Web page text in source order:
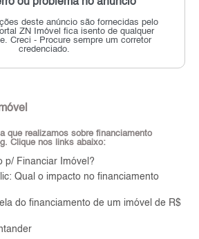
ou problema no anúncio
deste anúncio são fornecidas pelo
ZN Imóvel fica isento de qualquer
Creci - Procure sempre um corretor
credenciado.
que realizamos sobre financiamento
Clique nos links abaixo:
p/ Financiar Imóvel?
Qual o impacto no financiamento
do financiamento de um imóvel de R$